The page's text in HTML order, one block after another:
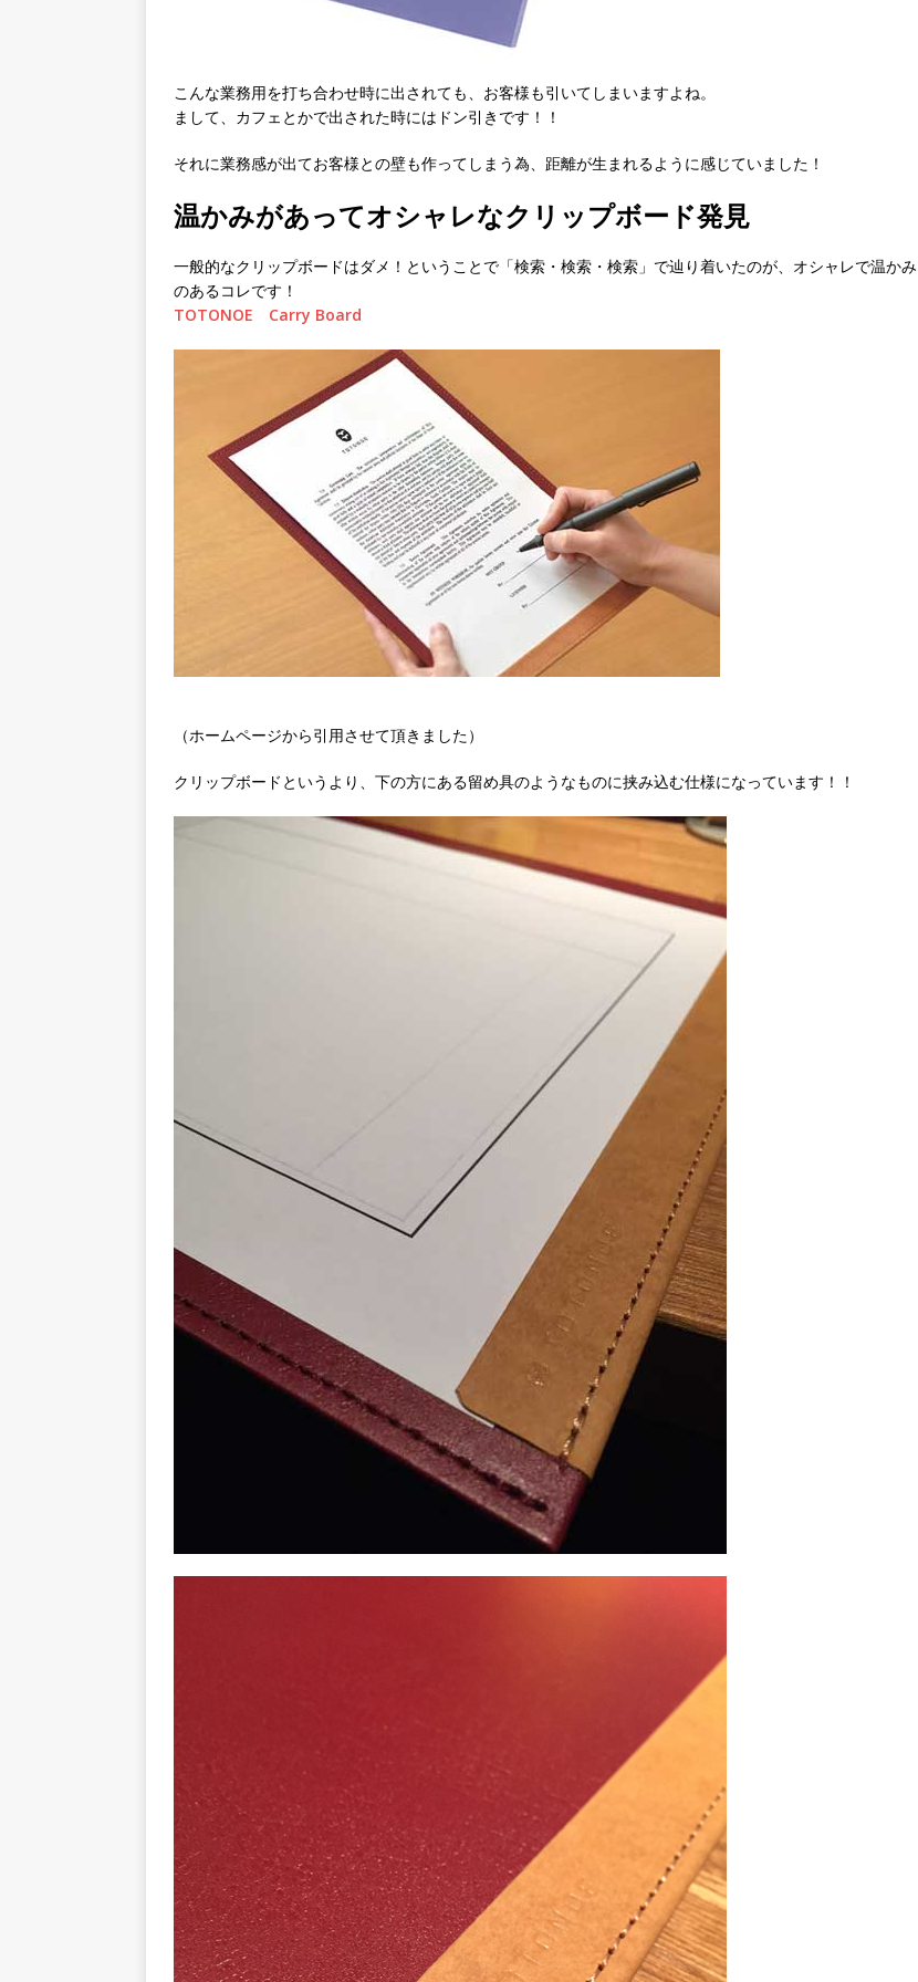
こんな業務用を打ち合わせ時に出されても、お客様も引いてしまいますよね。
まして、カフェとかで出された時にはドン引きです！！
それに業務感が出てお客様との壁も作ってしまう為、距離が生まれるように感じていました！
温かみがあってオシャレなクリップボード発見
一般的なクリップボードはダメ！ということで「検索・検索・検索」で辿り着いたのが、オシャレで温かみ
のあるコレです！
TOTONOE Carry Board
（ホームページから引用させて頂きました）
クリップボードというより、下の方にある留め具のようなものに挟み込む仕様になっています！！